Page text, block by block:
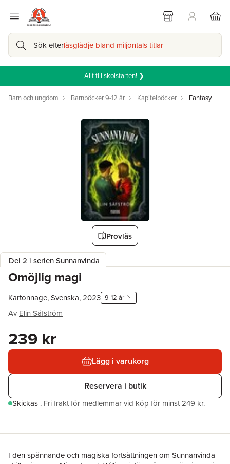
Sök efterläsglädje bland miljontals titlar
Allt till skolstarten! ❯
Barn och ungdom Barnböcker 9-12 år Kapitelböcker Fantasy
Provläs
Del 2 i serienSunnanvinda
Omöjlig magi
Kartonnage, Svenska, 2023 9-12 år
Av Elin Säfström
239 kr
Lägg i varukorg
Reservera i butik
Skickas . Fri frakt för medlemmar vid köp för minst 249 kr.
I den spännande och magiska fortsättningen om Sunnanvinda